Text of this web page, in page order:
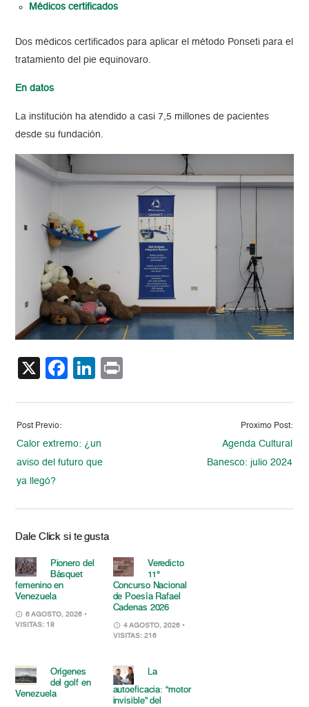
Médicos certificados
Dos médicos certificados para aplicar el método Ponseti para el
tratamiento del pie equinovaro.
En datos
La institución ha atendido a casi 7,5 millones de pacientes
desde su fundación.
X Facebook
LinkedIn
Post Previo:
Calor extremo: ¿un
aviso del futuro que
ya llegó?
Proximo Post:
Agenda Cultural
Banesco: julio 2024
Dale Click si te gusta
Pionero del
Básquet
femenino en
Venezuela
6 AGOSTO, 2026 •
VISITAS: 18
Veredicto
11°
Concurso Nacional
de Poesía Rafael
Cadenas 2026
4 AGOSTO, 2026 •
VISITAS: 216
Orígenes
del golf en
Venezuela
La
autoeficacia: “motor
invisible” del